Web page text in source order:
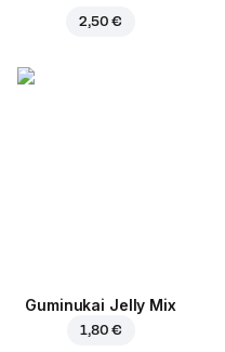
2,50 €
Guminukai Jelly Mix
1,80 €